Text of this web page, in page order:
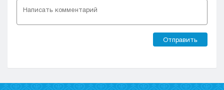
Отправить